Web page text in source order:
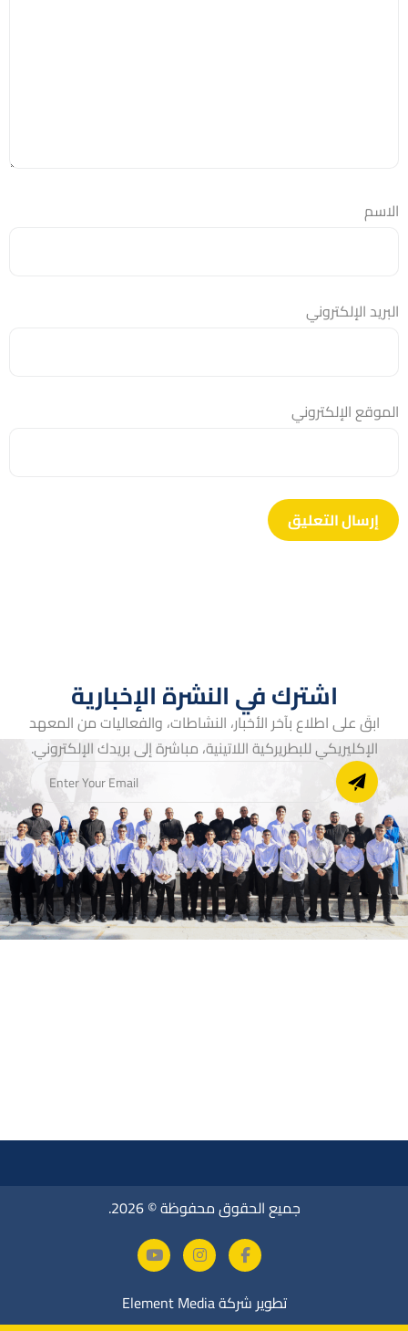
الاسم
البريد الإلكتروني
الموقع الإلكتروني
اشترك في النشرة الإخبارية
ابقَ على اطلاع بآخر الأخبار، النشاطات، والفعاليات من المعهد
الإكليريكي للبطريركية اللاتينية، مباشرة إلى بريدك الإلكتروني.
جميع الحقوق محفوظة © 2026.
تطوير شركةElement Media